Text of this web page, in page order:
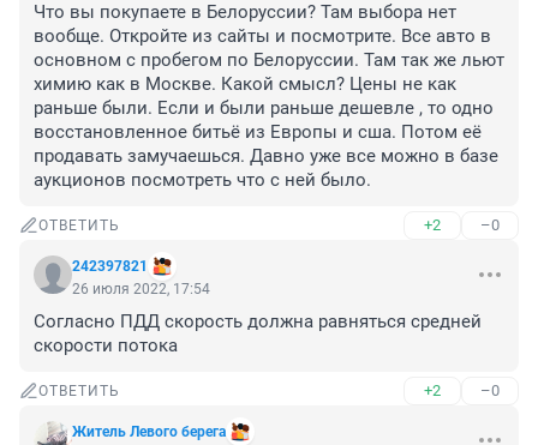
Что вы покупаете в Белоруссии? Там выбора нет
вообще. Откройте из сайты и посмотрите. Все авто в
основном с пробегом по Белоруссии. Там так же льют
химию как в Москве. Какой смысл? Цены не как
раньше были. Если и были раньше дешевле , то одно
восстановленное битьё из Европы и сша. Потом её
продавать замучаешься. Давно уже все можно в базе
аукционов посмотреть что с ней было.
ОТВЕТИТЬ +2 –0
242397821
26 июля 2022, 17:54
Согласно ПДД скорость должна равняться средней
скорости потока
ОТВЕТИТЬ +2 –0
Житель Левого берега